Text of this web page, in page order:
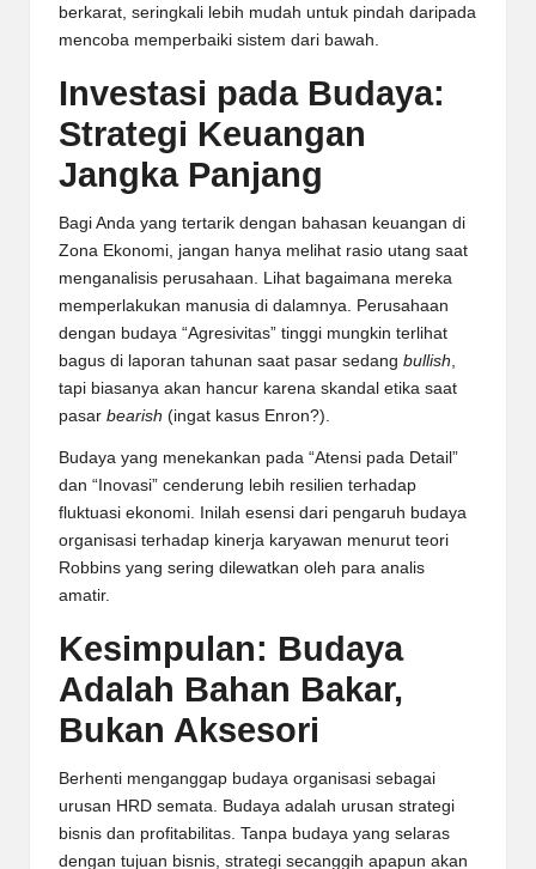
berkarat, seringkali lebih mudah untuk pindah daripada
mencoba memperbaiki sistem dari bawah.
Investasi pada Budaya:
Strategi Keuangan
Jangka Panjang
Bagi Anda yang tertarik dengan bahasan keuangan di
Zona Ekonomi, jangan hanya melihat rasio utang saat
menganalisis perusahaan. Lihat bagaimana mereka
memperlakukan manusia di dalamnya. Perusahaan
dengan budaya “Agresivitas” tinggi mungkin terlihat
bagus di laporan tahunan saat pasar sedang bullish
tapi biasanya akan hancur karena skandal etika saat
pasar bearish (ingat kasus Enron?).
Budaya yang menekankan pada “Atensi pada Detail”
dan “Inovasi” cenderung lebih resilien terhadap
fluktuasi ekonomi. Inilah esensi dari pengaruh budaya
organisasi terhadap kinerja karyawan menurut teori
Robbins yang sering dilewatkan oleh para analis
amatir.
Kesimpulan: Budaya
Adalah Bahan Bakar,
Bukan Aksesori
Berhenti menganggap budaya organisasi sebagai
urusan HRD semata. Budaya adalah urusan strategi
bisnis dan profitabilitas. Tanpa budaya yang selaras
dengan tujuan bisnis, strategi secanggih apapun akan